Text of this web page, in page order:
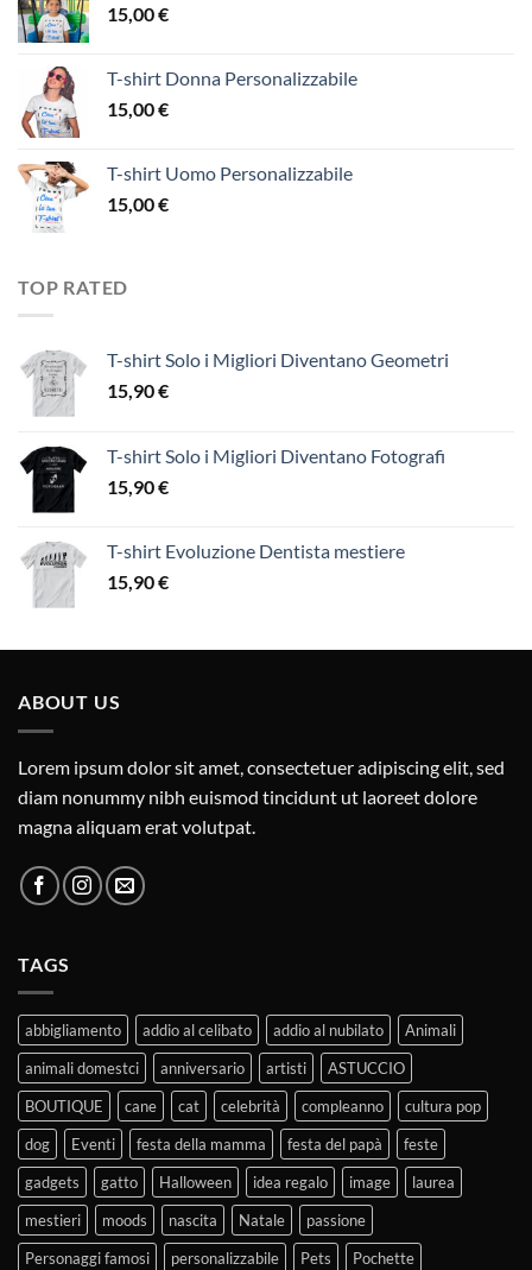
15,00€
T-shirt Donna Personalizzabile
15,00€
T-shirt Uomo Personalizzabile
15,00€
TOP RATED
T-shirt Solo i Migliori Diventano Geometri
15,90€
T-shirt Solo i Migliori Diventano Fotografi
15,90€
T-shirt Evoluzione Dentista mestiere
15,90€
ABOUT US
Lorem ipsum dolor sit amet, consectetuer adipiscing elit, sed
diam nonummy nibh euismod tincidunt ut laoreet dolore
magna aliquam erat volutpat.
TAGS
abbigliamento addio al celibato addio al nubilato
Animali
animali domestci
anniversario artisti
ASTUCCIO
BOUTIQUE
cane cat celebrità compleanno
cultura pop
dog
Eventi festa della mamma festa del papà
feste
gadgets
gatto Halloween idea regalo image
laurea
mestieri
moods nascita Natale
passione
Personaggi famosi
personalizzabile Pets
Pochette